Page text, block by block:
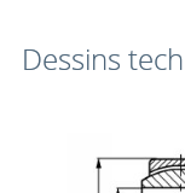
Dessins